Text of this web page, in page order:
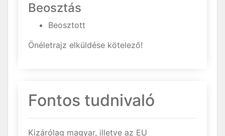
Beosztás
Beosztott
Önéletrajz elküldése kötelező!
Fontos tudnivaló
Kizárólag magyar, illetve az EU